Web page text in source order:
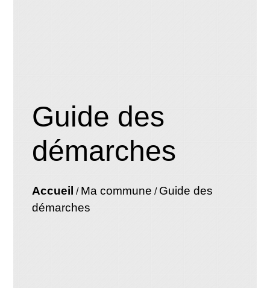
Guide des
démarches
Accueil / Ma commune / Guide des
démarches